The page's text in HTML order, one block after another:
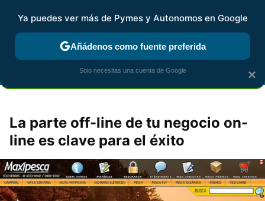
FISCALIDAD Y CONTABILIDAD KIT DIGITAL RENTA
La parte off-line de tu negocio on-
line es clave para el éxito
×
Ya puedes ver más de Pymes y Autonomos en Google
Añádenos como fuente preferida
Solo necesitas una cuenta de Google